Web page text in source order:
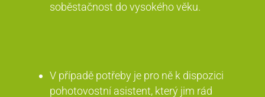
soběstačnost do vysokého věku.
V případě potřeby je pro ně k dispozici
pohotovostní asistent, který jim rád